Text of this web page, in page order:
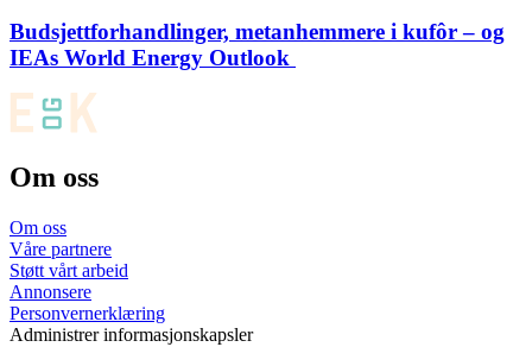
Budsjett­forhandlinger, metanhemmere i kufôr – og
IEAs World Energy Outlook
Om oss
Om oss
Våre partnere
Støtt vårt arbeid
Annonsere
Personvernerklæring
Administrer informasjonskapsler